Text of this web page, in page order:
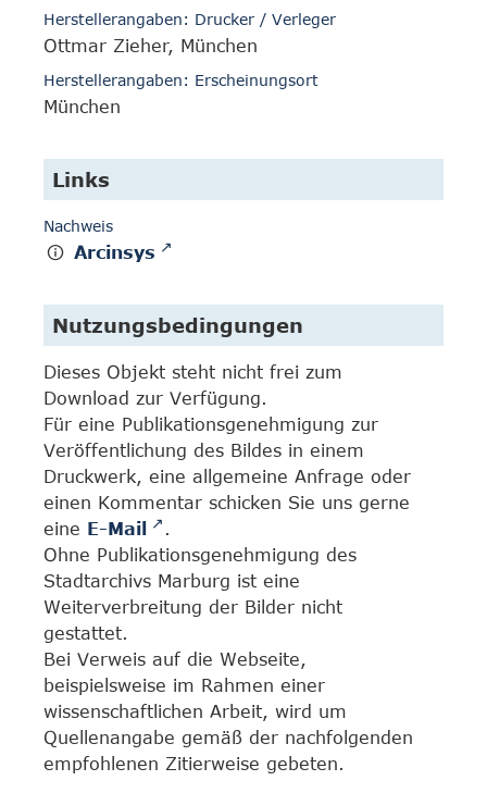
Herstellerangaben: Drucker / Verleger
Ottmar Zieher, München
Herstellerangaben: Erscheinungsort
München
Links
Nachweis
Arcinsys
Nutzungsbedingungen
Dieses Objekt steht nicht frei zum
Download zur Verfügung.
Für eine Publikationsgenehmigung zur
Veröffentlichung des Bildes in einem
Druckwerk, eine allgemeine Anfrage oder
einen Kommentar schicken Sie uns gerne
eine E-Mail
.
Ohne Publikationsgenehmigung des
Stadtarchivs Marburg ist eine
Weiterverbreitung der Bilder nicht
gestattet.
Bei Verweis auf die Webseite,
beispielsweise im Rahmen einer
wissenschaftlichen Arbeit, wird um
Quellenangabe gemäß der nachfolgenden
empfohlenen Zitierweise gebeten.